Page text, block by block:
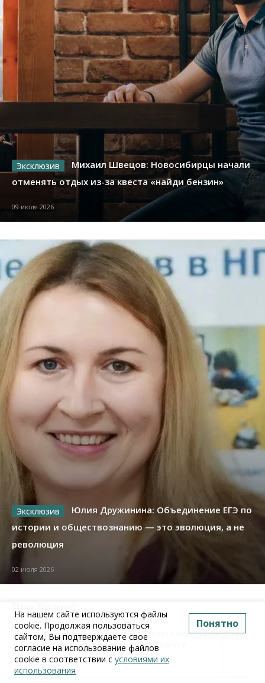
Михаил Швецов: Новосибирцы начали
отменять отдых из-за квеста «найди бензин»
09 июля 2026
Юлия Дружинина: Объединение ЕГЭ по
истории и обществознанию — это эволюция, а не
революция
02 июля 2026
Бизнес ПроБизнес
Злоумышленники опять атакуют новосибирские
компании через электронную почту
На нашем сайте используются файлы
cookie. Продолжая пользоваться
сайтом, Вы подтверждаете свое
согласие на использование файлов
cookie в соответствии с условиями их
использования
Понятно